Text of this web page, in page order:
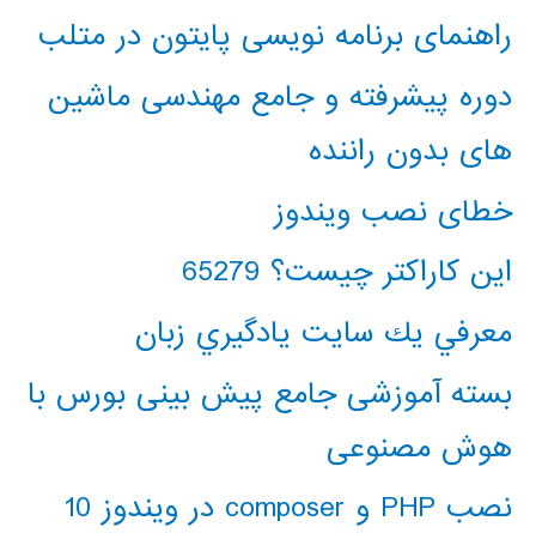
راهنمای برنامه نویسی پایتون در متلب
دوره پیشرفته و جامع مهندسی ماشین
های بدون راننده
خطای نصب ویندوز
این کاراکتر چیست؟ 65279
معرفي يك سايت يادگيري زبان
بسته آموزشی جامع پیش بینی بورس با
هوش مصنوعی
نصب PHP و composer در ویندوز 10